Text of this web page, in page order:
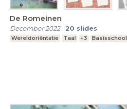
De Romeinen
December 2022- 20 slides
Wereldoriëntatie Taal +3 Basisschool